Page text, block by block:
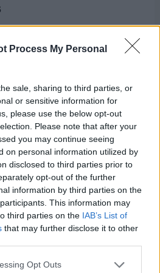
Process My Personal
sale, sharing to third parties, or
or sensitive information for
please use the below opt-out
Please note that after your
you may continue seeing
on personal information utilized by
disclosed to third parties prior to
opt-out of the further
information by third parties on the
This information may
third parties on the IAB’s List of
that may further disclose it to other
app uses one or more Google
Opt Outs
ντέρμπι Παναθηναϊκός –
21 Νοεμβρίου και τα κανάλια
μία πραγματική γιορτή του
τη μεγάλη συνάντηση των δύο
Οι συνδρομητές των αθλητικών
από τα μεσάνυχτα …
Διαβάστε